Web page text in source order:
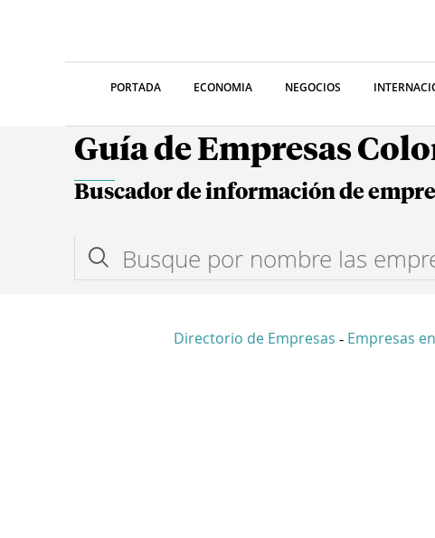
PORTADA ECONOMIA NEGOCIOS
Guía de Empresas
Buscador de información de
Directorio de Empresas - Empresas